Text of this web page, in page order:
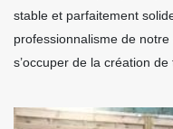
stable et parfaitement
professionnalisme de
s’occuper de la création